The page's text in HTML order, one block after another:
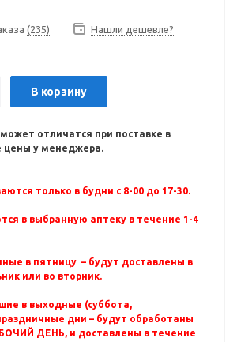
(235) Нашли дешевле?
В корзину
отличатся при поставке в
цены у менеджера.
только в будни с 8-00 до 17-30.
в выбранную аптеку в течение 1-4
в пятницу – будут доставлены в
или во вторник.
в выходные (суббота,
дни – будут обработаны
ДЕНЬ, и доставлены в течение